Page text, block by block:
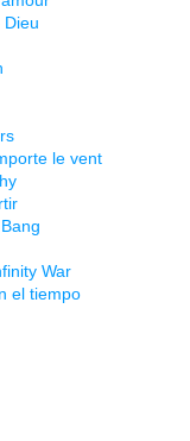
Dieu
le vent
War
el tiempo